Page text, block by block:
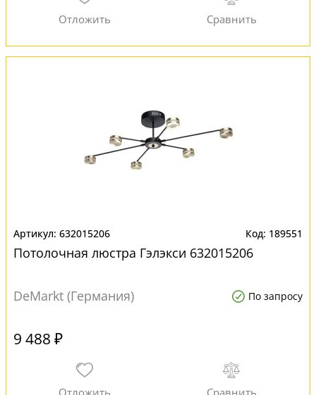
632015206 189551
Потолочная люстра Гэлэкси 632015206
DeMarkt (Германия) По запросу
9 488 ₽